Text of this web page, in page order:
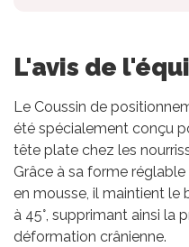
L'avis de
Le Coussin de
été spécialement conçu
tête plate chez les
Grâce à sa forme réglable
en mousse, il maintient le
à 45°, supprimant ainsi la
déformation crânienne.